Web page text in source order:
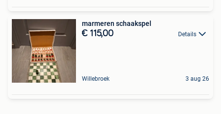
marmeren schaakspel
€ 115,00 Details
Willebroek 3 aug 26